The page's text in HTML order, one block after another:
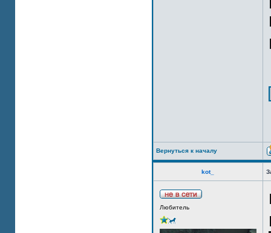
Вернуться к началу
kot_
Любитель